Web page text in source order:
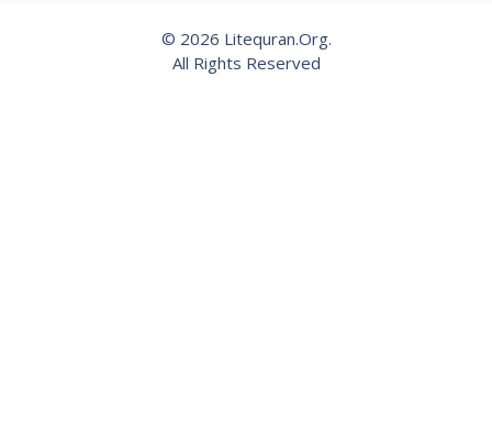
© 2026 Litequran.Org.
All Rights Reserved